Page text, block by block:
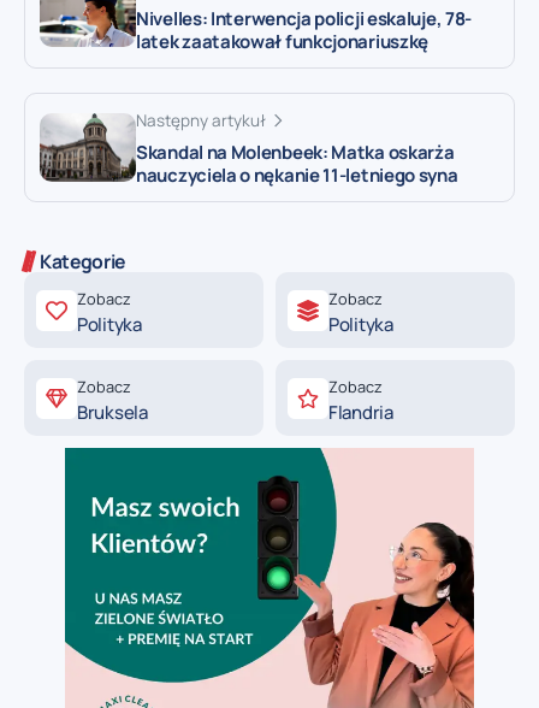
Nivelles: Interwencja policji eskaluje, 78-
latek zaatakował funkcjonariuszkę
Następny artykuł
Skandal na Molenbeek: Matka oskarża
nauczyciela o nękanie 11-letniego syna
Kategorie
Zobacz
Polityka
Zobacz
Polityka
Zobacz
Bruksela
Zobacz
Flandria